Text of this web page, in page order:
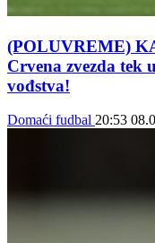
(POLUVREME)
Crvena zvezda tek
vođstva!
Domaći fudbal 20:53